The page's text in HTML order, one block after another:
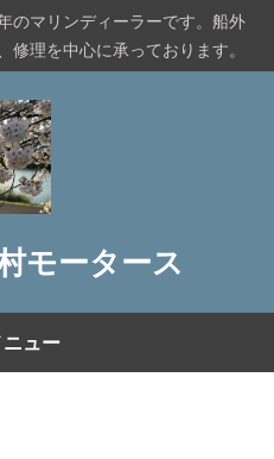
のマリンディーラーです。船外
修理を中心に承っております。
モータース
ュー